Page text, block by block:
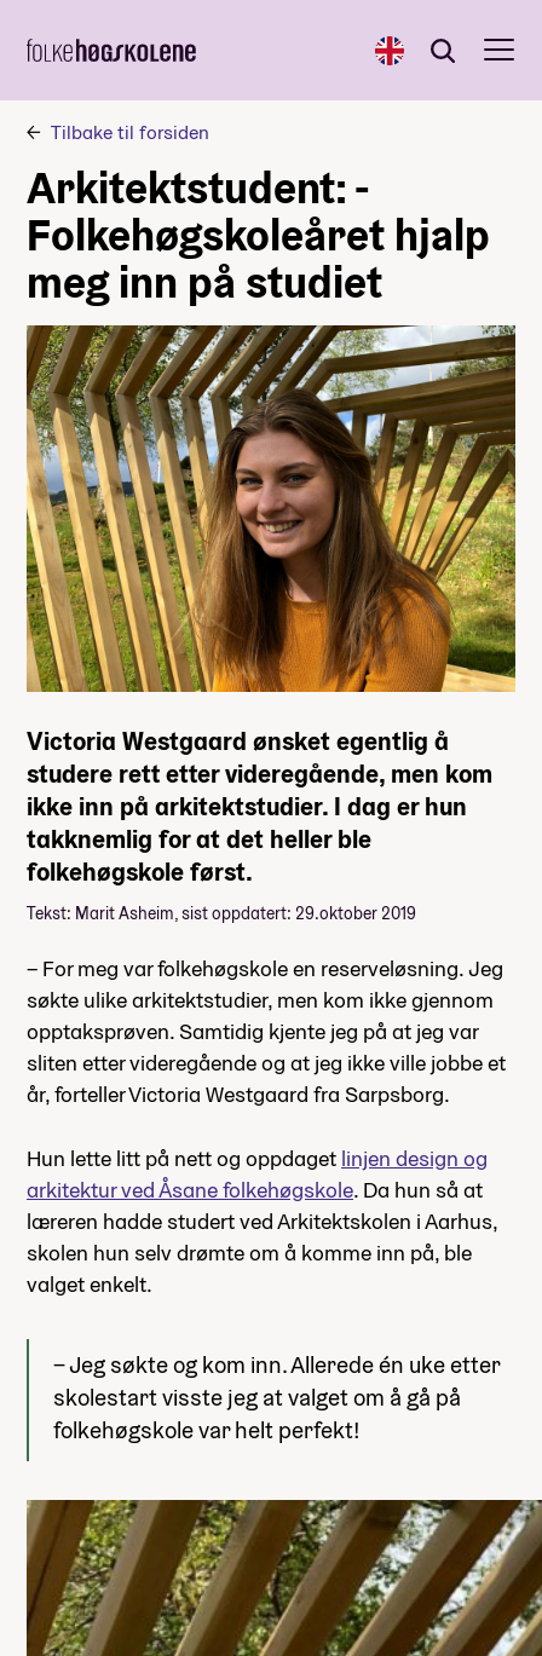
English Søk
Søk
Tilbake til forsiden
Arkitektstudent: -
Folkehøgskoleåret hjalp
meg inn på studiet
Victoria Westgaard ønsket egentlig å
studere rett etter videregående, men kom
ikke inn på arkitektstudier. I dag er hun
takknemlig for at det heller ble
folkehøgskole først.
Tekst: Marit Asheim, sist oppdatert: 29.oktober 2019
– For meg var folkehøgskole en reserveløsning. Jeg
søkte ulike arkitektstudier, men kom ikke gjennom
opptaksprøven. Samtidig kjente jeg på at jeg var
sliten etter videregående og at jeg ikke ville jobbe et
år, forteller Victoria Westgaard fra Sarpsborg.
Hun lette litt på nett og oppdaget linjen design og
arkitektur ved Åsane folkehøgskole. Da hun så at
læreren hadde studert ved Arkitektskolen i Aarhus,
skolen hun selv drømte om å komme inn på, ble
valget enkelt.
– Jeg søkte og kom inn. Allerede én uke etter
skolestart visste jeg at valget om å gå på
folkehøgskole var helt perfekt!